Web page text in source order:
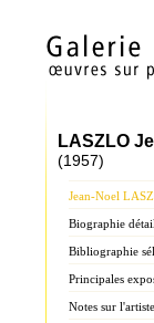
LASZLO
(1957)
Jean-Noel
Biographie
Bibliographie
Principales
Notes sur l'artiste